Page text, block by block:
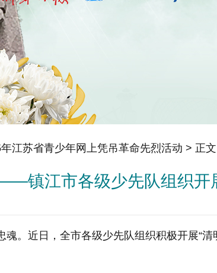
江苏省青少年网上凭吊革命先烈活动 > 正文
镇江市各级少先队组织开
魂。近日，全市各级少先队组织积极开展“